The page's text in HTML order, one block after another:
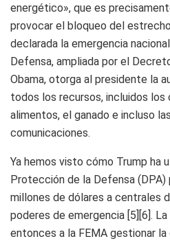
energético», que es
provocar el bloqueo del
declarada la emergencia
Defensa, ampliada por el
Obama, otorga al presidente la
todos los recursos, incluidos los
alimentos, el ganado e incluso
comunicaciones.
Ya hemos visto cómo Trump ha
Protección de la Defensa
millones de dólares a centrales
poderes de emergencia [5][6].
entonces a la FEMA gestionar la